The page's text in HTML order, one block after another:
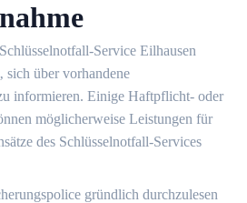
Service Eilhausen
sich über vorhandene
informieren. Einige Haftpflicht- oder
möglicherweise Leistungen für
des Schlüsselnotfall-Services
gründlich durchzulesen